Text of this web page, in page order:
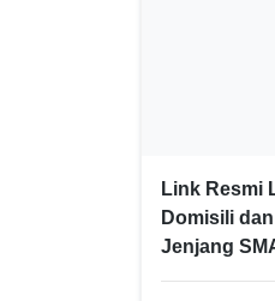
Link Resmi
Domisili
Jenjang